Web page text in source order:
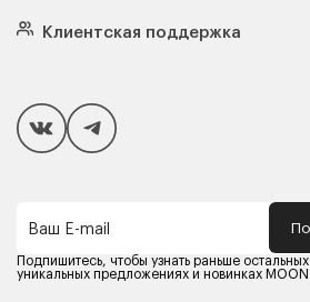
Подушки
Чехлы и наматрасники
Покупателям
Способы оплаты
Компания MOON
Оферта
Политика конфиденциальности
Клиентская поддержка
Ваш E-mail
Подпишитесь, чтобы узнать раньше
уникальных предложениях и новинках MOON